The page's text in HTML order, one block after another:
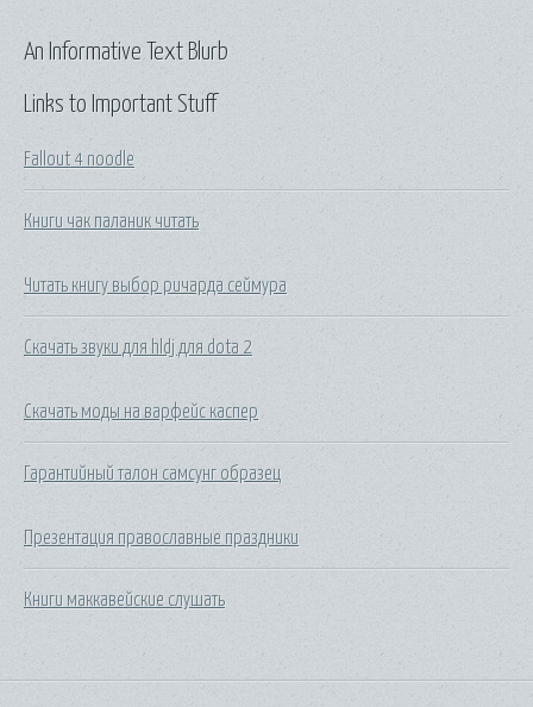
Links to Important Stuff
Fallout 4 noodle
Книги чак паланик читать
Читать книгу выбор ричарда сеймура
Скачать звуки для hldj для dota 2
Скачать моды на варфейс каспер
Гарантийный талон самсунг образец
Презентация православные праздники
Книги маккавейские слушать
An Informative Text Blurb